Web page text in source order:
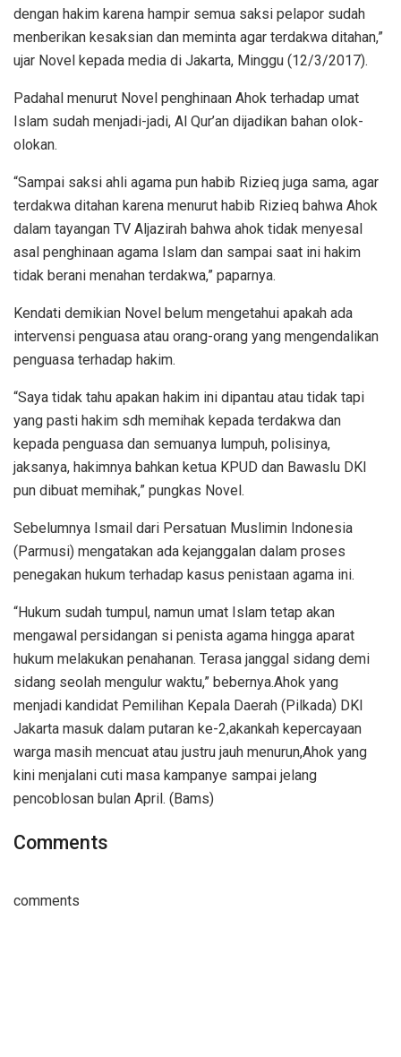
dengan hakim karena hampir semua saksi pelapor sudah
menberikan kesaksian dan meminta agar terdakwa ditahan,”
ujar Novel kepada media di Jakarta, Minggu (12/3/2017).
Padahal menurut Novel penghinaan Ahok terhadap umat
Islam sudah menjadi-jadi, Al Qur’an dijadikan bahan olok-
olokan.
“Sampai saksi ahli agama pun habib Rizieq juga sama, agar
terdakwa ditahan karena menurut habib Rizieq bahwa Ahok
dalam tayangan TV Aljazirah bahwa ahok tidak menyesal
asal penghinaan agama Islam dan sampai saat ini hakim
tidak berani menahan terdakwa,” paparnya.
Kendati demikian Novel belum mengetahui apakah ada
intervensi penguasa atau orang-orang yang mengendalikan
penguasa terhadap hakim.
“Saya tidak tahu apakan hakim ini dipantau atau tidak tapi
yang pasti hakim sdh memihak kepada terdakwa dan
kepada penguasa dan semuanya lumpuh, polisinya,
jaksanya, hakimnya bahkan ketua KPUD dan Bawaslu DKI
pun dibuat memihak,” pungkas Novel.
Sebelumnya Ismail dari Persatuan Muslimin Indonesia
(Parmusi) mengatakan ada kejanggalan dalam proses
penegakan hukum terhadap kasus penistaan agama ini.
“Hukum sudah tumpul, namun umat Islam tetap akan
mengawal persidangan si penista agama hingga aparat
hukum melakukan penahanan. Terasa janggal sidang demi
sidang seolah mengulur waktu,” bebernya.Ahok yang
menjadi kandidat Pemilihan Kepala Daerah (Pilkada) DKI
Jakarta masuk dalam putaran ke-2,akankah kepercayaan
warga masih mencuat atau justru jauh menurun,Ahok yang
kini menjalani cuti masa kampanye sampai jelang
pencoblosan bulan April. (Bams)
Comments
comments